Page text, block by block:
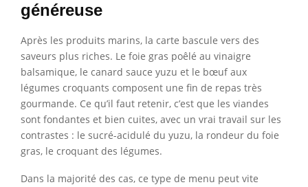
généreuse
Après les produits marins, la carte bascule vers des
saveurs plus riches. Le foie gras poêlé au vinaigre
balsamique, le canard sauce yuzu et le bœuf aux
légumes croquants composent une fin de repas très
gourmande. Ce qu’il faut retenir, c’est que les viandes
sont fondantes et bien cuites, avec un vrai travail sur les
contrastes : le sucré-acidulé du yuzu, la rondeur du foie
gras, le croquant des légumes.
Dans la majorité des cas, ce type de menu peut vite